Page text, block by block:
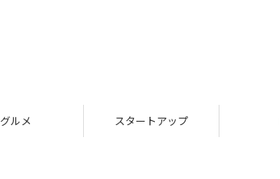
グルメ スタートアップ